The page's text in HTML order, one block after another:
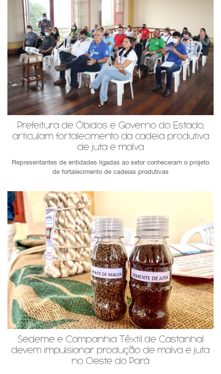
Prefeitura de Óbidos e Governo do Estado,
articulam fortalecimento da cadeia produtiva
de juta e malva
Representantes de entidades ligadas ao setor conheceram o projeto
de fortalecimento de cadeias produtivas
Sedeme e Companhia Têxtil de Castanhal
devem impulsionar produção de malva e juta
no Oeste do Pará